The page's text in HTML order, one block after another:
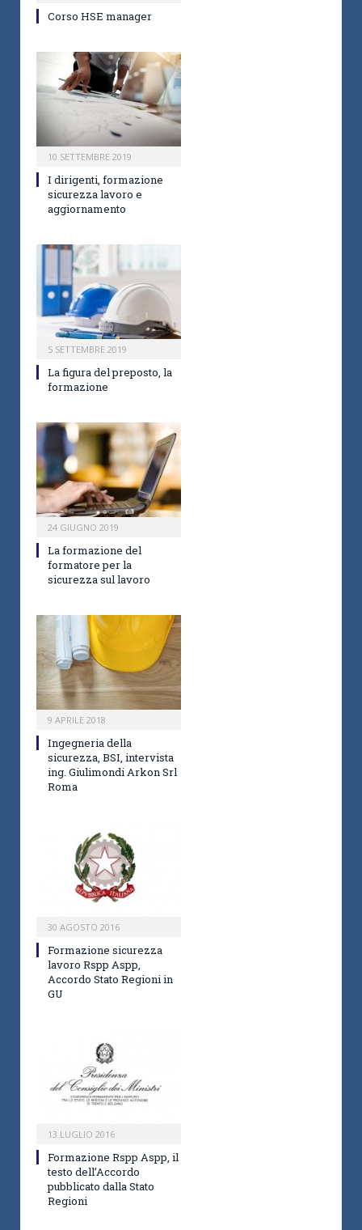
Corso HSE manager
10 SETTEMBRE 2019
I dirigenti, formazione
sicurezza lavoro e
aggiornamento
5 SETTEMBRE 2019
La figura del preposto, la
formazione
24 GIUGNO 2019
La formazione del
formatore per la
sicurezza sul lavoro
9 APRILE 2018
Ingegneria della
sicurezza, BSI, intervista
ing. Giulimondi Arkon Srl
Roma
30 AGOSTO 2016
Formazione sicurezza
lavoro Rspp Aspp,
Accordo Stato Regioni in
GU
13 LUGLIO 2016
Formazione Rspp Aspp, il
testo dell’Accordo
pubblicato dalla Stato
Regioni